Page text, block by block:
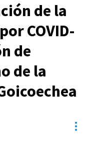
de la
COVID-
de
de la